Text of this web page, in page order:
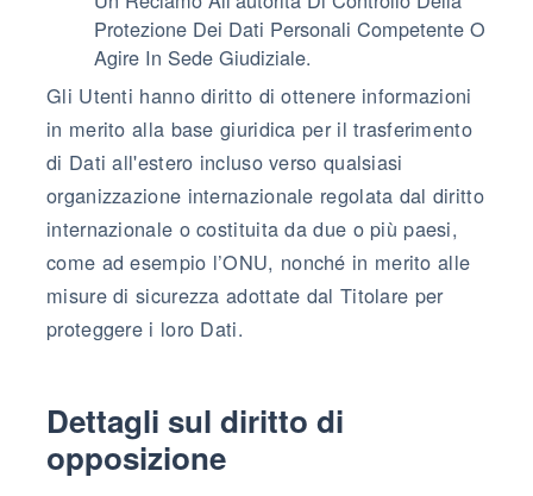
Protezione Dei Dati Personali Competente O
Agire In Sede Giudiziale.
Gli Utenti hanno diritto di ottenere informazioni
in merito alla base giuridica per il trasferimento
di Dati all'estero incluso verso qualsiasi
organizzazione internazionale regolata dal diritto
internazionale o costituita da due o più paesi,
come ad esempio l’ONU, nonché in merito alle
misure di sicurezza adottate dal Titolare per
proteggere i loro Dati.
Dettagli sul diritto di
opposizione